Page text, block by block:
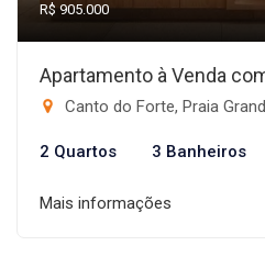
R$ 905.000
Apartamento à Venda
Canto do Forte, Praia
2 Quartos 3 Banheiros
Mais informações